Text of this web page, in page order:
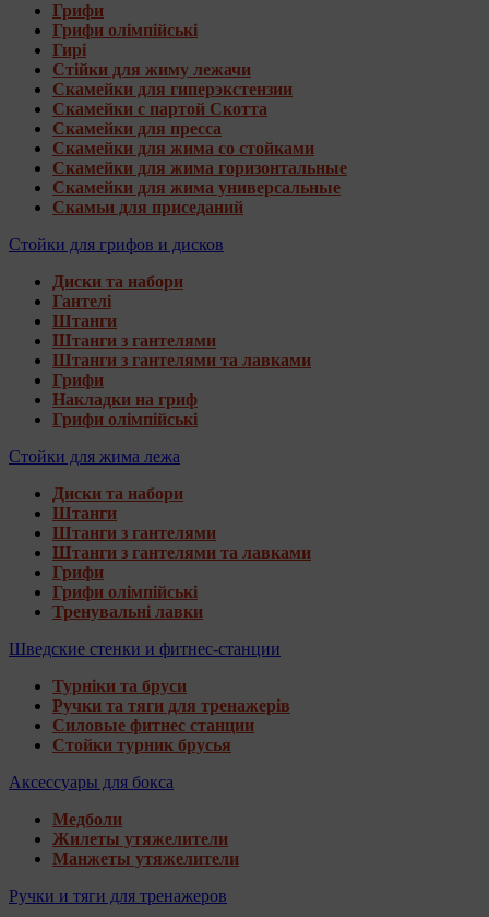
Грифи
Грифи олімпійські
Гирі
Стійки для жиму лежачи
Скамейки для гиперэкстензии
Скамейки с партой Скотта
Скамейки для пресса
Скамейки для жима со стойками
Скамейки для жима горизонтальные
Скамейки для жима универсальные
Скамьи для приседаний
Стойки для грифов и дисков
Диски та набори
Гантелі
Штанги
Штанги з гантелями
Штанги з гантелями та лавками
Грифи
Накладки на гриф
Грифи олімпійські
Стойки для жима лежа
Диски та набори
Штанги
Штанги з гантелями
Штанги з гантелями та лавками
Грифи
Грифи олімпійські
Тренувальні лавки
Шведские стенки и фитнес-станции
Турніки та бруси
Ручки та тяги для тренажерів
Силовые фитнес станции
Стойки турник брусья
Аксессуары для бокса
Медболи
Жилеты утяжелители
Манжеты утяжелители
Ручки и тяги для тренажеров